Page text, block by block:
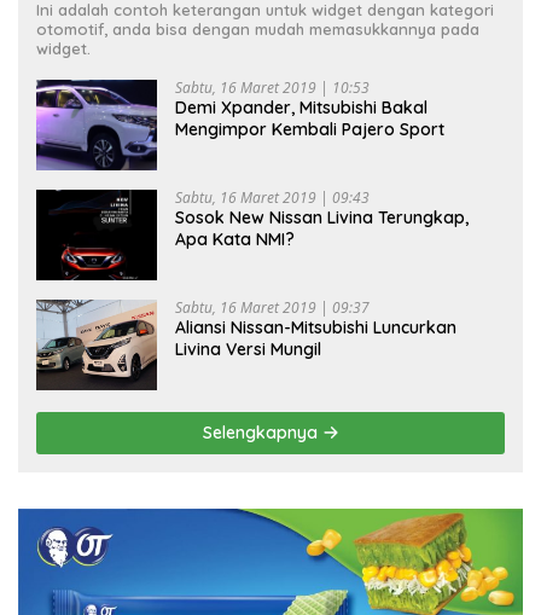
Ini adalah contoh keterangan untuk widget dengan kategori
otomotif, anda bisa dengan mudah memasukkannya pada
widget.
Sabtu, 16 Maret 2019 | 10:53
Demi Xpander, Mitsubishi Bakal
Mengimpor Kembali Pajero Sport
Sabtu, 16 Maret 2019 | 09:43
Sosok New Nissan Livina Terungkap,
Apa Kata NMI?
Sabtu, 16 Maret 2019 | 09:37
Aliansi Nissan-Mitsubishi Luncurkan
Livina Versi Mungil
Selengkapnya